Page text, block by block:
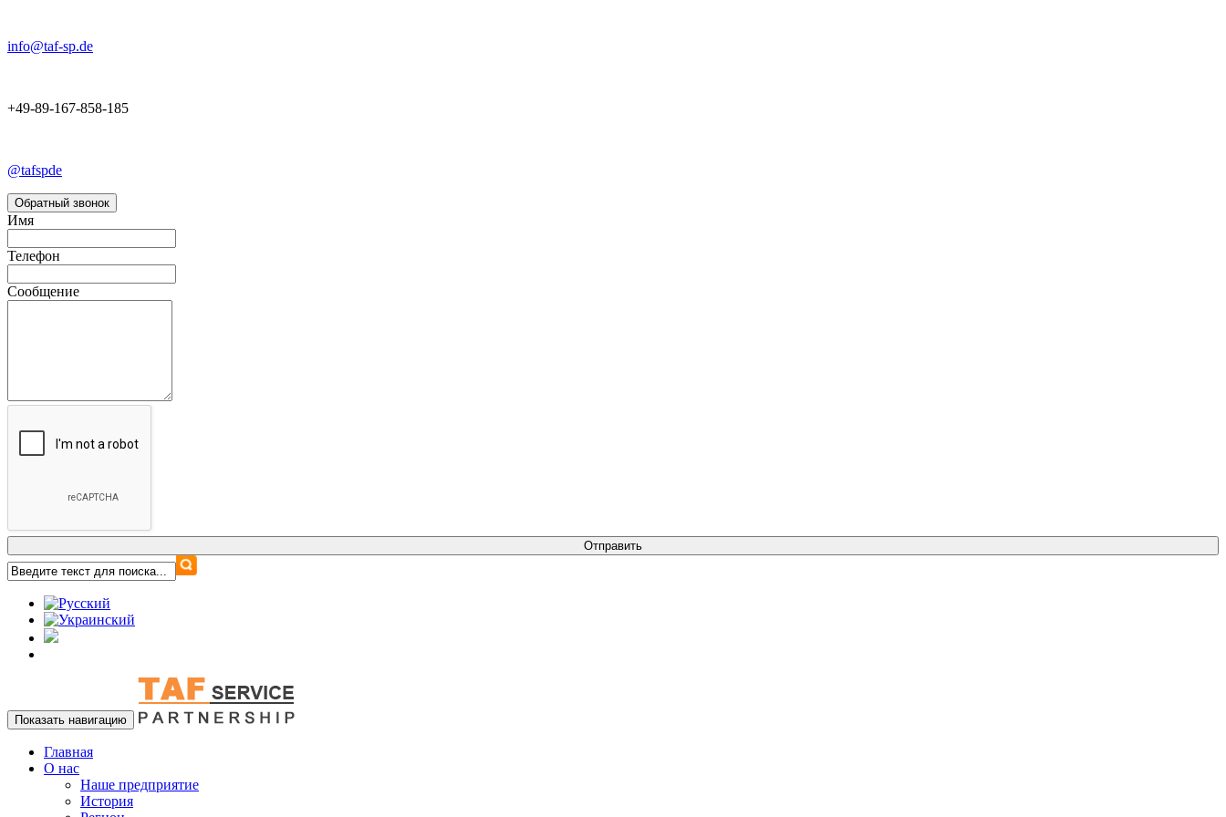
info@taf-sp.de
+49-89-167-858-185
@tafspde
Обратный звонок
Имя
Телефон
Сообщение
Показать навигацию
Главная
О нас
Наше предприятие
История